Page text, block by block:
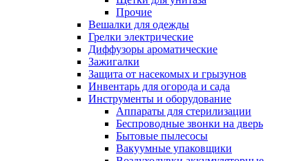
Прочие
Вешалки для одежды
Грелки электрические
Диффузоры ароматические
Зажигалки
Защита от насекомых и грызунов
Инвентарь для огорода и сада
Инструменты и оборудование
Аппараты для стерилизации
Беспроводные звонки на дверь
Бытовые пылесосы
Вакуумные упаковщики